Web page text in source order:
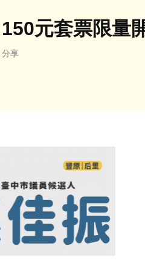
元套票限量
分享